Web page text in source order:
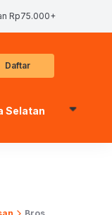
Rp75.000+
Daftar
Mainan
Selatan